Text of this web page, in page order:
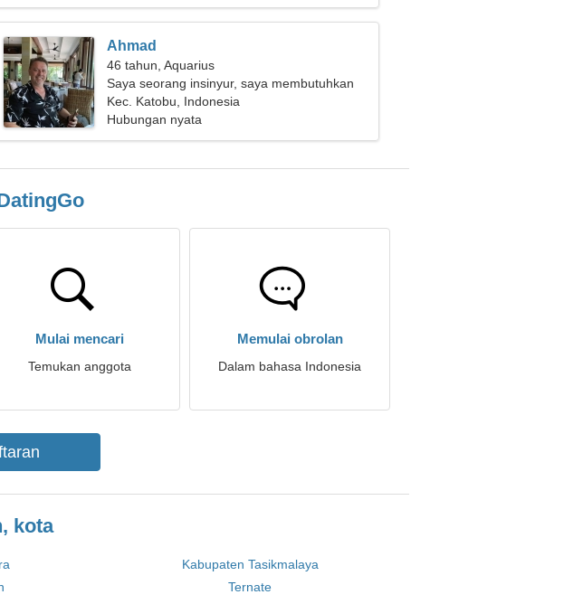
Ahmad
46 tahun, Aquarius
Saya seorang insinyur, saya membutuhkan
wanita yang keren
Kec. Katobu, Indonesia
Hubungan nyata
Mulai mencari
Temukan anggota
Memulai obrolan
Dalam bahasa Indonesia
kota
Kabupaten Tasikmalaya
Ternate